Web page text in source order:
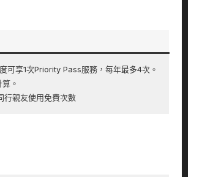
可享1次Priority Pass服務，每年最多4次。
。
行親友使用免費次數